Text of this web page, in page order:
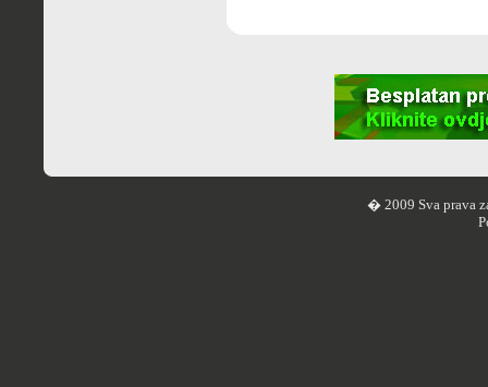
� 2009 Sva prava